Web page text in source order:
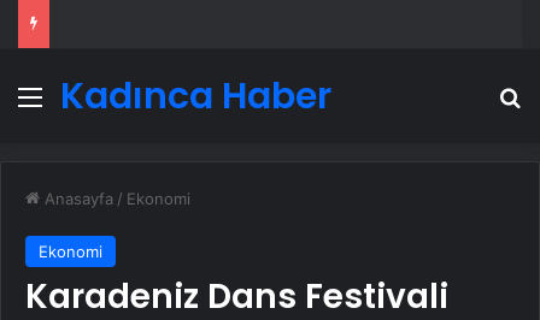
Menü
Kadınca Haber
Anasayfa / Ekonomi
Ekonomi
Karadeniz Dans Festivali